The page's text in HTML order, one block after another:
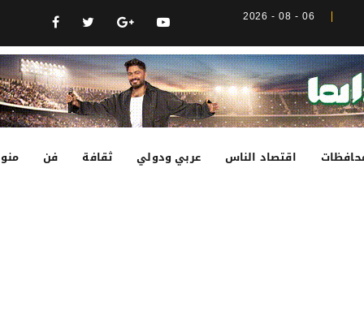
06 - 08 - 2026
اقتصاد الناس عربي ودولي ثقافة فن